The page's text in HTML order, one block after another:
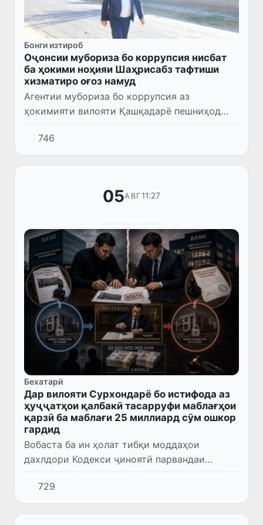
Бонги изтироб
Оҷонсии мубориза бо коррупсия нисбат
ба ҳокими ноҳияи Шаҳрисабз тафтиши
хизматиро оғоз намуд
Агентии мубориза бо коррупсия аз
ҳокимияти вилояти Қашқадарё пешниҳод
дархост кардааст, ки вобаста ба ин ҳолат
санҷиши хизматӣ гузаронида шуда, ба он
баҳои ҳуқуқии қонунӣ дода шава...
746
05АВГ11:27
Бехатарӣ
Дар вилояти Сурхондарё бо истифода аз
ҳуҷҷатҳои қалбакӣ тасарруфи маблағҳои
қарзӣ ба маблағи 25 миллиард сӯм ошкор
гардид
Вобаста ба ин ҳолат тибқи моддаҳои
дахлдори Кодекси ҷиноятӣ парвандаи
ҷиноятӣ оғоз гардида, амалҳои тафтишотӣ
идома доранд.
729